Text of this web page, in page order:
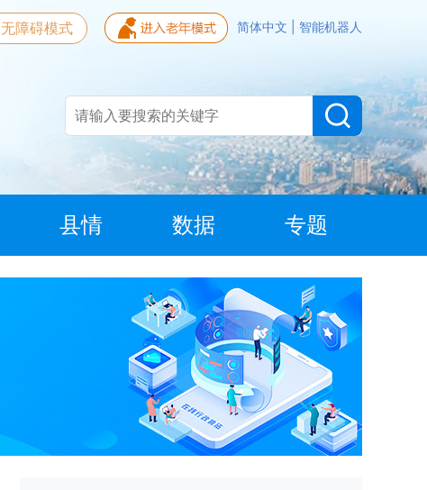
简体中文 智能机器人
无障碍模式
县情 数据 专题